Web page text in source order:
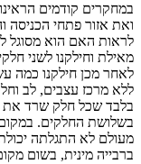
​במחקרים קודמים
ואת אזור פתחי הכניסה
לראות האם הוא מסוגל
מאילת וחילקנו לשני
לאחר מכן חילקנו כמה
ללא מרכז עצבים, לב
בלבד שכל חלק שרד את
בשלושת החלקים.
מעולם לא התגלתה
ברבייה מינית, בשום